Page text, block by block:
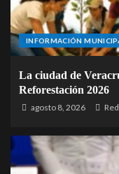
INFORMACIÓN
La ciudad de
Reforestación 2026
agosto 8, 2026